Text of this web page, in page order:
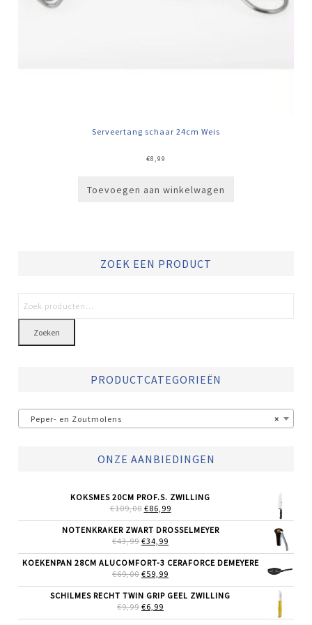
Serveertang schaar 24cm Weis
€8,99
Toevoegen aan winkelwagen
ZOEK EEN PRODUCT
Zoeken
PRODUCTCATEGORIEËN
×
Peper- en Zoutmolens
ONZE AANBIEDINGEN
KOKSMES 20CM PROF.S. ZWILLING
€109,00 OORSPRONKELIJKE
WAS:
€109,00.
€86,99HUIDIGE
IS:
NOTENKRAKER ZWART DROSSELMEYER
€43,99 OORSPRONKELIJKE
WAS:
€43,99.
€34,99
IS:
KOEKENPAN 28CM ALUCOMFORT-3 CERAFORCE DEMEYERE
€69,00 OORSPRONKELIJKE
WAS:
€69,00.
€59,99
IS:
SCHILMES RECHT TWIN GRIP GEEL ZWILLING
€9,99 OORSPRONKELIJKE
€6,99